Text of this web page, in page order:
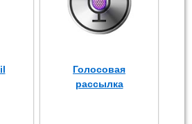
Голосовая
рассылка